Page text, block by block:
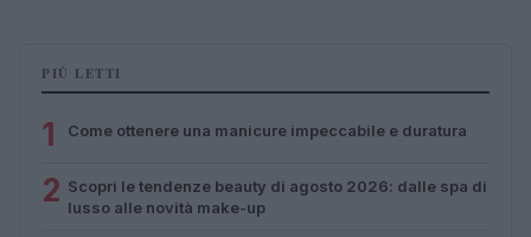
PIÙ LETTI
1 Come ottenere una manicure impeccabile e duratura
2 Scopri le tendenze beauty di agosto 2026: dalle spa di
lusso alle novità make-up